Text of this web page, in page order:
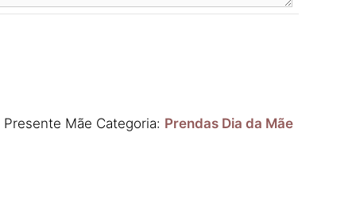
Presente Mãe Categoria: Prendas Dia da Mãe